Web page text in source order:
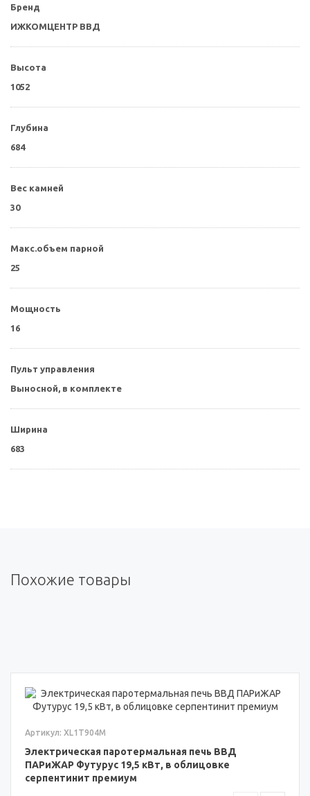
Бренд
ИЖКОМЦЕНТР ВВД
Высота
1052
Глубина
684
Вес камней
30
Макс.объем парной
25
Мощность
16
Пульт управления
Выносной, в комплекте
Ширина
683
Похожие товары
Артикул: XL1T904M
Электрическая паротермальная печь ВВД
ПАРиЖАР Футурус 19,5 кВт, в облицовке
серпентинит премиум